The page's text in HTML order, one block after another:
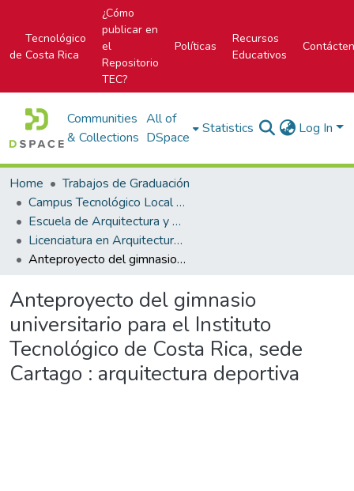
Tecnológico
de Costa Rica
¿Cómo
publicar en
el
Repositorio
TEC?
Políticas
Recursos
Educativos
Communities
& Collections
All of
DSpace
Statistics Log In
Home
Trabajos de Graduación
Campus Tecnológico Local San José
Escuela de Arquitectura y Urbanismo
Licenciatura en Arquitectura y Urbanismo
Anteproyecto del gimnasio universitario para el Instituto Tecnológico de Costa Rica, sede Cartago : arquitectura deportiva
Anteproyecto del gimnasio
universitario para el Instituto
Tecnológico de Costa Rica, sede
Cartago : arquitectura deportiva